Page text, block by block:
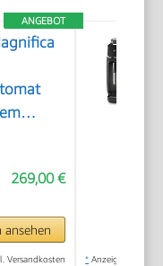
ANGEBOT
269,00 €
ansehen
Versandkosten * Anzeige